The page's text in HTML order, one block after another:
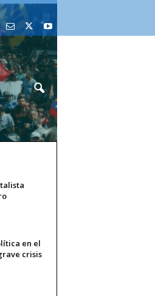
en el
crisis